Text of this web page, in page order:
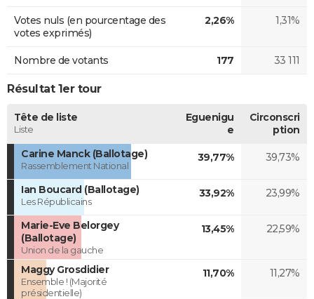
Votes nuls (en pourcentage des
votes exprimés)
2,26% 1,31%
Nombre de votants 177 33 111
Résultat 1er tour
Tête de liste
Liste
Eguenigu
e
Circonscri
ption
Carine Manck (Ballotage)
Rassemblement National
39,77% 39,73%
Ian Boucard (Ballotage)
Les Républicains
33,92% 23,99%
Marie-Eve Belorgey
(Ballotage)
Union de la gauche
13,45% 22,59%
Maggy Grosdidier
Ensemble ! (Majorité
présidentielle)
11,70% 11,27%